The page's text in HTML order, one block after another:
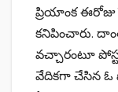
ప్రియాంక
క‌నిపించారు.
వ‌చ్చారంటూ
వేదిక‌గా చేసిన ఓ